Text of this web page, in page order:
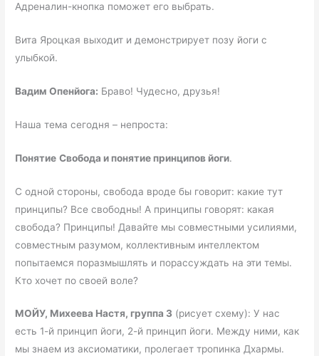
Адреналин-кнопка поможет его выбрать.
Вита Яроцкая выходит и демонстрирует позу йоги с
улыбкой.
Вадим Опенйога: Браво! Чудесно, друзья!
Наша тема сегодня – непроста:
Понятие Cвобода и понятие принципов йоги.
С одной стороны, свобода вроде бы говорит: какие тут
принципы? Все свободны! А принципы говорят: какая
свобода? Принципы! Давайте мы совместными усилиями,
совместным разумом, коллективным интеллектом
попытаемся поразмышлять и порассуждать на эти темы.
Кто хочет по своей воле?
МОЙУ, Михеева Настя, группа 3 (рисует схему): У нас
есть 1-й принцип йоги, 2-й принцип йоги. Между ними, как
мы знаем из аксиоматики, пролегает тропинка Дхармы.